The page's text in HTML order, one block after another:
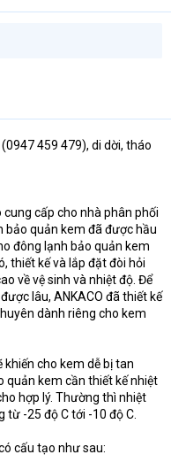
459 479), di dời, tháo
cấp cho nhà phân phối
bảo quản kem đã được hầu
đông lạnh bảo quản kem
thiết kế và lắp đặt đòi hỏi
về vệ sinh và nhiệt độ. Để
lâu, ANKACO đã thiết kế
dành riêng cho kem
cho kem dễ bị tan
quản kem cần thiết kế nhiệt
hợp lý. Thường thì nhiệt
từ -25 độ C tới -10 độ C.
cấu tạo như sau: